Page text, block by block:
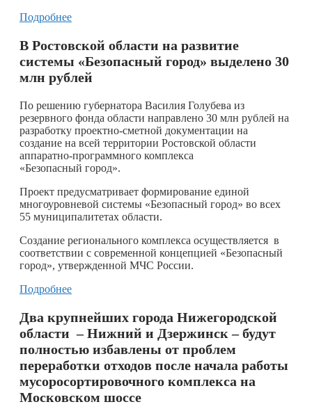
Подробнее
В Ростовской области на развитие
системы «Безопасный город» выделено 30
млн рублей
По решению губернатора Василия Голубева из
резервного фонда области направлено 30 млн рублей на
разработку проектно-сметной документации на
создание на всей территории Ростовской области
аппаратно-программного комплекса
«Безопасный город».
Проект предусматривает формирование единой
многоуровневой системы «Безопасный город» во всех
55 муниципалитетах области.
Создание регионального комплекса осуществляется в
соответствии с современной концепцией «Безопасный
город», утвержденной МЧС России.
Подробнее
Два крупнейших города Нижегородской
области – Нижний и Дзержинск – будут
полностью избавлены от проблем
переработки отходов после начала работы
мусоросортировочного комплекса на
Московском шоссе